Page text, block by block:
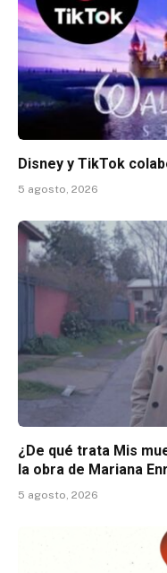
Disney y TikTok
5 agosto, 2026
¿De qué trata Mis
la obra de Mariana
5 agosto, 2026